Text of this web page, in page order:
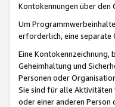
Kontokennungen über den
Um
erforderlich, eine separate
Eine Kontokennzeichnung,
Geheimhaltung und
Personen oder
Sie sind für alle
oder einer anderen